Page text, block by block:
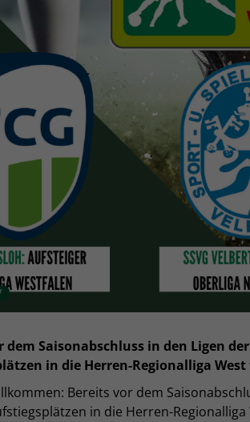
dem Saisonabschluss in den Ligen
in die Herren-Regionalliga West
Bereits vor dem
in die Herren-